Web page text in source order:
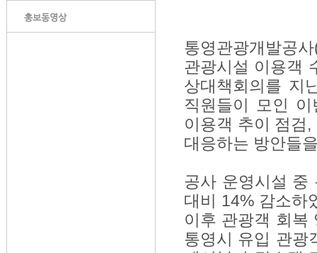
홍보동영상
통영관광개발공
관광시설 이용객
상대책회의를 지
직원들이 모인
이용객 추이 점검
대응하는 방안들
공사 운영시설 중
대비 14% 감소하
이후 관광객 회복
통영시 유입 관광